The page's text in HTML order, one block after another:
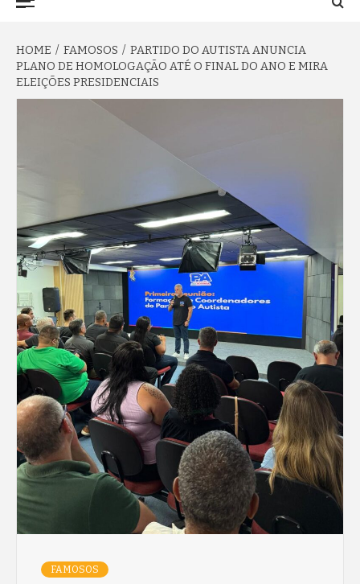
HOME FAMOSOS
PARTIDO DO AUTISTA ANUNCIA
PLANO DE HOMOLOGAÇÃO ATÉ O FINAL DO ANO E MIRA
ELEIÇÕES PRESIDENCIAIS
FAMOSOS